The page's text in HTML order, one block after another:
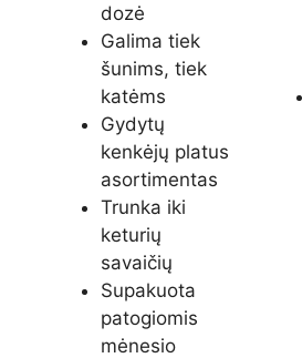
dozė
Galima tiek
šunims, tiek
katėms
Gydytų
kenkėjų platus
asortimentas
Trunka iki
keturių
savaičių
Supakuota
patogiomis
mėnesio